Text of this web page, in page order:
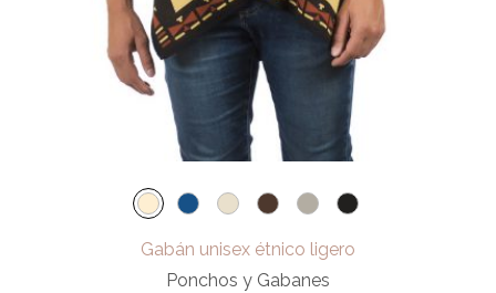
Gabán unisex étnico ligero
Ponchos y Gabanes